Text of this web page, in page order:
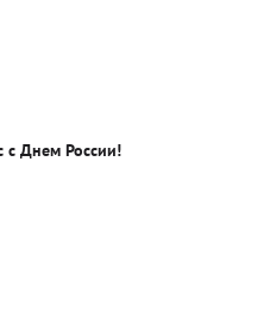
с Днем России!